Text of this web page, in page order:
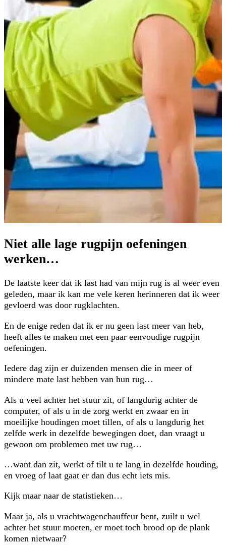
Niet alle lage rugpijn oefeningen
werken…
De laatste keer dat ik last had van mijn rug is al weer even
geleden, maar ik kan me vele keren herinneren dat ik weer
gevloerd was door rugklachten.
En de enige reden dat ik er nu geen last meer van heb,
heeft alles te maken met een paar eenvoudige rugpijn
oefeningen.
Iedere dag zijn er duizenden mensen die in meer of
mindere mate last hebben van hun rug…
Als u veel achter het stuur zit, of langdurig achter de
computer, of als u in de zorg werkt en zwaar en in
moeilijke houdingen moet tillen, of als u langdurig het
zelfde werk in dezelfde bewegingen doet, dan vraagt u
gewoon om problemen met uw rug…
…want dan zit, werkt of tilt u te lang in dezelfde houding,
en vroeg of laat gaat er dan dus echt iets mis.
Kijk maar naar de statistieken…
Maar ja, als u vrachtwagenchauffeur bent, zuilt u wel
achter het stuur moeten, er moet toch brood op de plank
komen nietwaar?